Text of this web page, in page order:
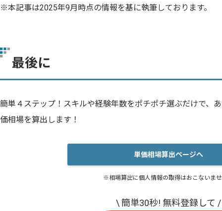
※本記事は2025年9月時点の情報を基に執筆しております。
最後に
簡単４ステップ！スキルや経験年数をポチポチ選ぶだけで、
価相場を算出します！
単価相場算出ページへ
※相場算出に個人情報の取得はおこないま